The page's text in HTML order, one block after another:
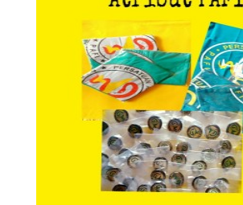
Atribut PAFI
Atribut